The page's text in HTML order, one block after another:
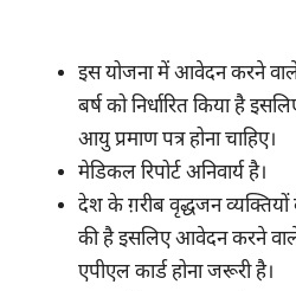
इस योजना में आवेदन करने
बर्ष को निर्धारित किया है
आयु प्रमाण पत्र होना चाहिए।
मेडिकल रिपोर्ट अनिवार्य है।
देश के ग़रीब वृद्धजन
की है इसलिए आवेदन करने
एपीएल कार्ड होना जरूरी है।